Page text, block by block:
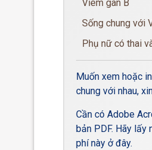
Viêm gan B
Sống chung với
Phụ nữ có thai
Muốn xem hoặc
chung với nhau,
Cần có Adobe
bản PDF. Hãy lấy
phí này ở đây.